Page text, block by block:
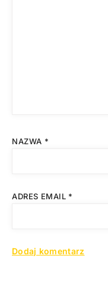
NAZWA *
ADRES EMAIL *